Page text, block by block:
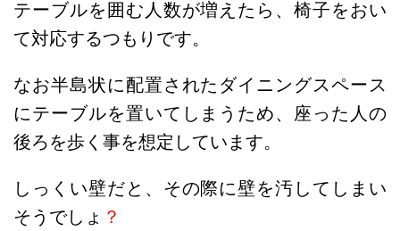
テーブルを囲む人数が増えたら、椅子をおい
て対応するつもりです。
なお半島状に配置されたダイニングスペース
にテーブルを置いてしまうため、座った人の
後ろを歩く事を想定しています。
しっくい壁だと、その際に壁を汚してしまい
そうでしょ ？